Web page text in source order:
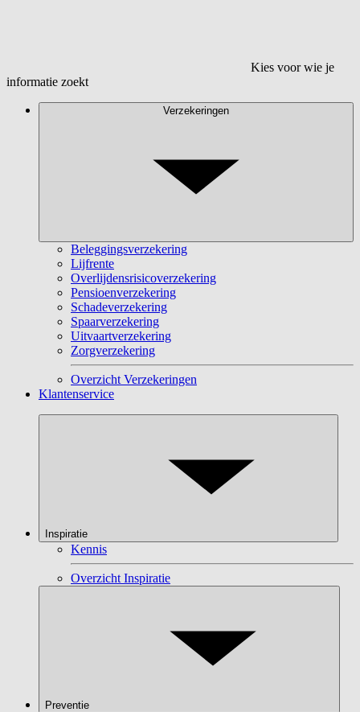
Kies voor wie je
informatie zoekt
Verzekeringen
Beleggingsverzekering
Lijfrente
Overlijdensrisicoverzekering
Pensioenverzekering
Schadeverzekering
Spaarverzekering
Uitvaartverzekering
Zorgverzekering
Overzicht Verzekeringen
Klantenservice
Inspiratie
Kennis
Overzicht Inspiratie
Preventie